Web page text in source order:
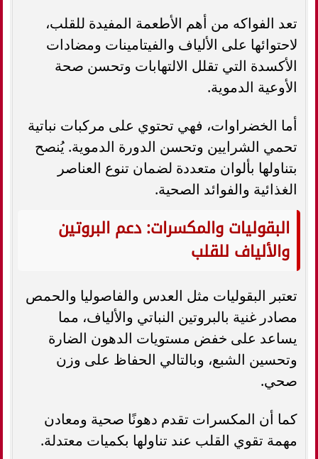
تعد الفواكه من أهم الأطعمة المفيدة للقلب،
لاحتوائها على الألياف والفيتامينات ومضادات
الأكسدة التي تقلل الالتهابات وتحسن صحة
الأوعية الدموية.
أما الخضراوات، فهي تحتوي على مركبات نباتية
تحمي الشرايين وتحسن الدورة الدموية. يُنصح
بتناولها بألوان متعددة لضمان تنوع العناصر
الغذائية والفوائد الصحية.
البقوليات والمكسرات: دعم البروتين
والألياف للقلب
تعتبر البقوليات مثل العدس والفاصوليا والحمص
مصادر غنية بالبروتين النباتي والألياف، مما
يساعد على خفض مستويات الدهون الضارة
وتحسين الشبع، وبالتالي الحفاظ على وزن
صحي.
كما أن المكسرات تقدم دهونًا صحية ومعادن
مهمة تقوي القلب عند تناولها بكميات معتدلة.